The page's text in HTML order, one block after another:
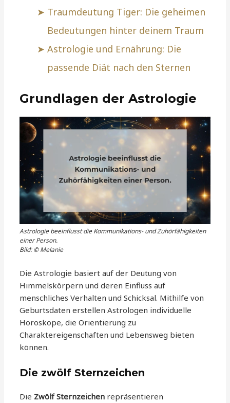
Traumdeutung Tiger: Die geheimen
Bedeutungen hinter deinem Traum
Astrologie und Ernährung: Die
passende Diät nach den Sternen
Grundlagen der Astrologie
Astrologie beeinflusst die Kommunikations- und Zuhörfähigkeiten
einer Person.
Bild: © Melanie
Die Astrologie basiert auf der Deutung von
Himmelskörpern und deren Einfluss auf
menschliches Verhalten und Schicksal. Mithilfe von
Geburtsdaten erstellen Astrologen individuelle
Horoskope, die Orientierung zu
Charaktereigenschaften und Lebensweg bieten
können.
Die zwölf Sternzeichen
Die Zwölf Sternzeichen repräsentieren